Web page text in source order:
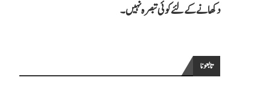
دکھانے کے لئے کوئی تبصرہ نہیں۔
تابعونا